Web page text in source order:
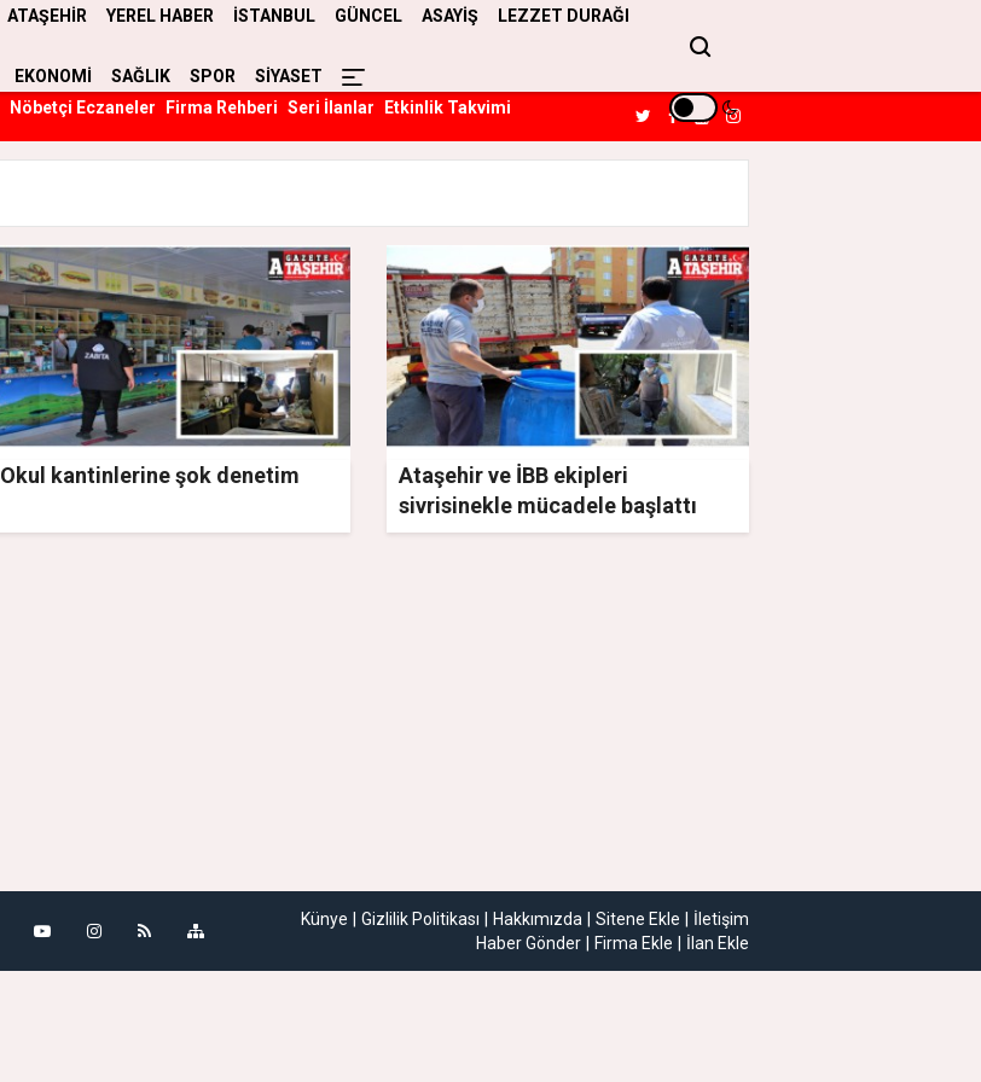
ATAŞEHİR YEREL HABER İSTANBUL GÜNCEL ASAYİŞ LEZZET DURAĞI
EKONOMİ SAĞLIK SPOR
SİYASET
Nöbetçi Eczaneler Firma Rehberi Seri İlanlar
Etkinlik Takvimi
Okul kantinlerine şok denetim
Ataşehir ve İBB ekipleri
sivrisinekle mücadele başlattı
Künye Gizlilik Politikası Hakkımızda Sitene Ekle
İletişim
Haber Gönder
Firma Ekle İlan Ekle